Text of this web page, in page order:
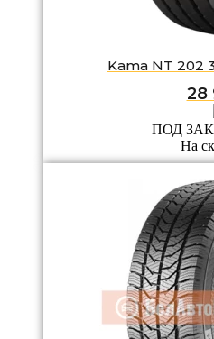
Kama NT 202
28
ПОД
На